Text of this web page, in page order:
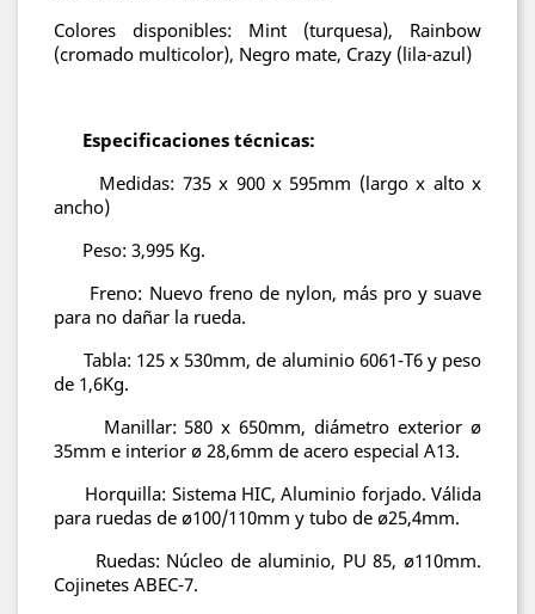
Colores disponibles: Mint (turquesa), Rainbow
(cromado multicolor), Negro mate, Crazy (lila-azul)
Especificaciones técnicas:
Medidas: 735 x 900 x 595mm (largo x alto x
ancho)
Peso: 3,995 Kg.
Freno: Nuevo freno de nylon, más pro y suave
para no dañar la rueda.
Tabla: 125 x 530mm, de aluminio 6061-T6 y peso
de 1,6Kg.
Manillar: 580 x 650mm, diámetro exterior ø
35mm e interior ø 28,6mm de acero especial A13.
Horquilla: Sistema HIC, Aluminio forjado. Válida
para ruedas de ø100/110mm y tubo de ø25,4mm.
Ruedas: Núcleo de aluminio, PU 85, ø110mm.
Cojinetes ABEC-7.